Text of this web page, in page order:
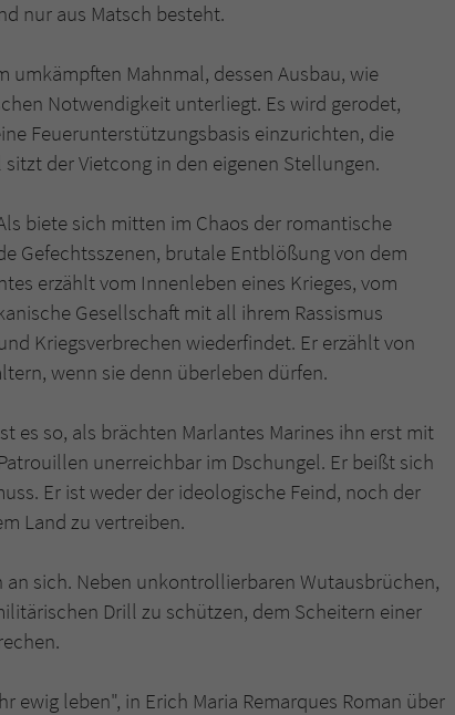
nur aus Matsch besteht.
umkämpften Mahnmal, dessen Ausbau, wie
Notwendigkeit unterliegt. Es wird gerodet,
Feuerunterstützungsbasis einzurichten, die
der Vietcong in den eigenen Stellungen.
biete sich mitten im Chaos der romantische
Gefechtsszenen, brutale Entblößung von dem
erzählt vom Innenleben eines Krieges, vom
Gesellschaft mit all ihrem Rassismus
Kriegsverbrechen wiederfindet. Er erzählt von
wenn sie denn überleben dürfen.
es so, als brächten Marlantes Marines ihn erst mit
unerreichbar im Dschungel. Er beißt sich
Er ist weder der ideologische Feind, noch der
Land zu vertreiben.
an sich. Neben unkontrollierbaren Wutausbrüchen,
Drill zu schützen, dem Scheitern einer
ewig leben", in Erich Maria Remarques Roman über